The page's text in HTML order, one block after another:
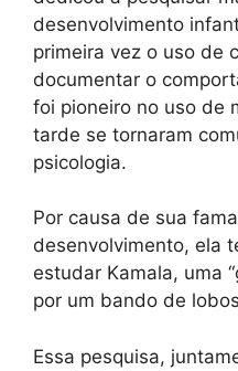
desenvolvimento
primeira vez o uso de
documentar o
foi pioneiro no uso de
tarde se tornaram
psicologia.
Por causa de sua
desenvolvimento, ela
estudar Kamala, uma
por um bando de
Essa pesquisa,